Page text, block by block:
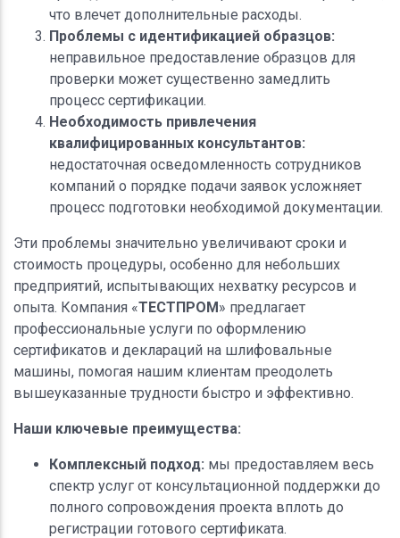
что влечет дополнительные расходы.
Проблемы с идентификацией образцов:
неправильное предоставление образцов для
проверки может существенно замедлить
процесс сертификации.
Необходимость привлечения
квалифицированных консультантов:
недостаточная осведомленность сотрудников
компаний о порядке подачи заявок усложняет
процесс подготовки необходимой документации.
Эти проблемы значительно увеличивают сроки и
стоимость процедуры, особенно для небольших
предприятий, испытывающих нехватку ресурсов и
опыта. Компания «ТЕСТПРОМ» предлагает
профессиональные услуги по оформлению
сертификатов и деклараций на шлифовальные
машины, помогая нашим клиентам преодолеть
вышеуказанные трудности быстро и эффективно.
Наши ключевые преимущества:
Комплексный подход: мы предоставляем весь
спектр услуг от консультационной поддержки до
полного сопровождения проекта вплоть до
регистрации готового сертификата.